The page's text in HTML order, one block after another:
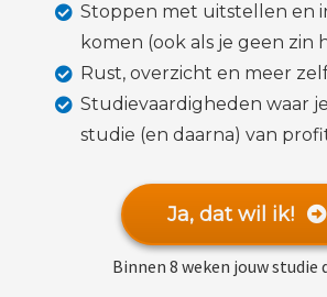
Stoppen met uitstellen en
komen (ook als je geen zin
Rust, overzicht en meer
Studievaardigheden waar
studie (en daarna) van
Ja, dat wil ik!
Binnen 8 weken jouw studie